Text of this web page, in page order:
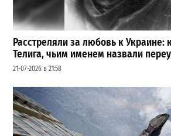
Расстреляли за любовь к Украине:
Телига, чьим именем назвали
21-07-2026 в 21:58